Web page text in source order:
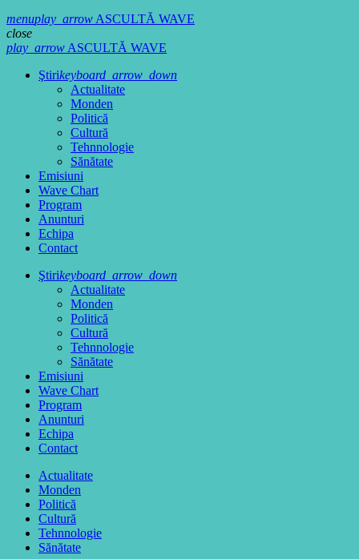
menuplay_arrowASCULTĂ WAVE
close
play_arrowASCULTĂ WAVE
Ştirikeyboard_arrow_down
Actualitate
Monden
Politică
Cultură
Tehnnologie
Sănătate
Emisiuni
Wave Chart
Program
Anunturi
Echipa
Contact
Ştirikeyboard_arrow_down
Actualitate
Monden
Politică
Cultură
Tehnnologie
Sănătate
Emisiuni
Wave Chart
Program
Anunturi
Echipa
Contact
Actualitate
Monden
Politică
Cultură
Tehnnologie
Sănătate